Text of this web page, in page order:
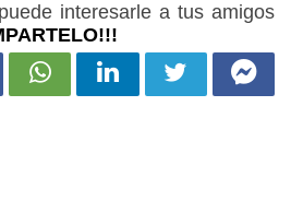
interesarle a tus amigos